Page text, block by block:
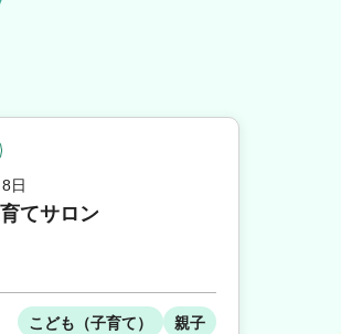
日
てサロン
こども（子育て） 親子